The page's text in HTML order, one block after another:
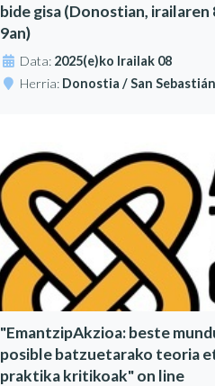
bide gisa (Donostian, irailaren
9an)
Data: 2025(e)ko Irailak 08
Herria: Donostia / San Sebastián
"EmantzipAkzioa: beste
posible batzuetarako teoria
praktika kritikoak" on line